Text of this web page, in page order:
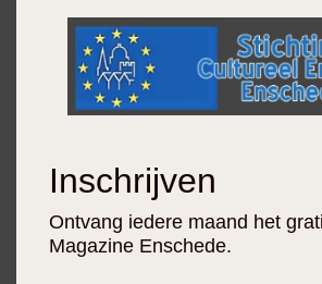
Inschrijven
Ontvang iedere maand het
Magazine Enschede.